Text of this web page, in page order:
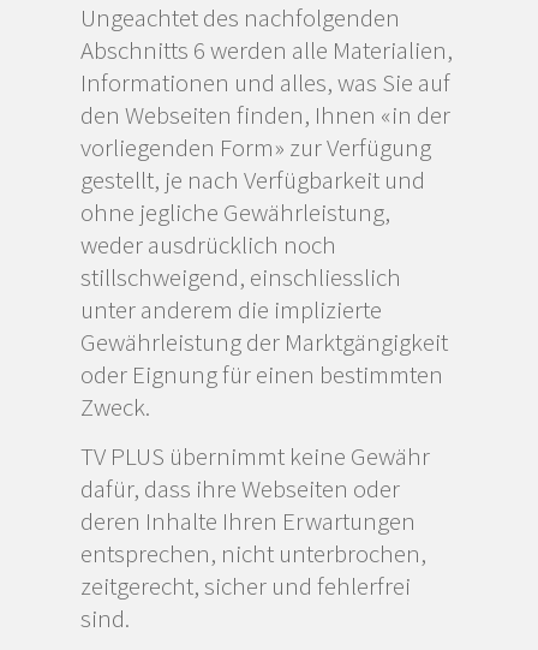
Ungeachtet des nachfolgenden
Abschnitts 6 werden alle Materialien,
Informationen und alles, was Sie auf
den Webseiten finden, Ihnen «in der
vorliegenden Form» zur Verfügung
gestellt, je nach Verfügbarkeit und
ohne jegliche Gewährleistung,
weder ausdrücklich noch
stillschweigend, einschliesslich
unter anderem die implizierte
Gewährleistung der Marktgängigkeit
oder Eignung für einen bestimmten
Zweck.
TV PLUS übernimmt keine Gewähr
dafür, dass ihre Webseiten oder
deren Inhalte Ihren Erwartungen
entsprechen, nicht unterbrochen,
zeitgerecht, sicher und fehlerfrei
sind.